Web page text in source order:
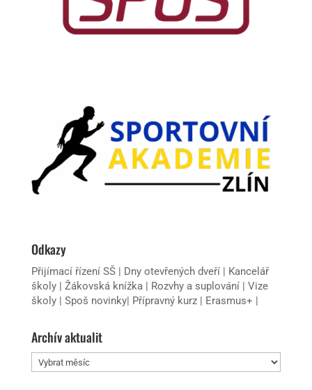
Odkazy
Přijímací řízení SŠ| Dny otevřených dveří|
Kancelář
školy| Žákovská knížka| Rozvhy a suplování
Vize
školy
Spoš novinky| Přípravný kurz| Erasmus+
Archív aktualit
Archív
aktualit